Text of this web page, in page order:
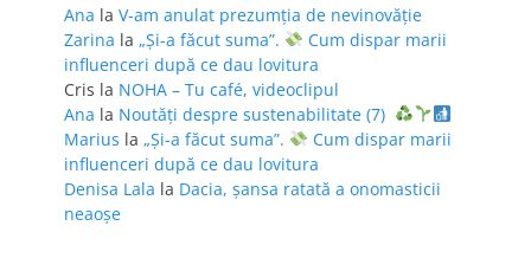
Ana la V-am anulat prezumția de nevinovăție
Zarina la „Și-a făcut suma”.
Cum dispar marii
influenceri după ce dau lovitura
Cris la NOHA – Tu café, videoclipul
Ana la Noutăți despre sustenabilitate (7)
Marius la „Și-a făcut suma”.
Cum dispar marii
influenceri după ce dau lovitura
Denisa Lala la Dacia, șansa ratată a onomasticii
neaoșe